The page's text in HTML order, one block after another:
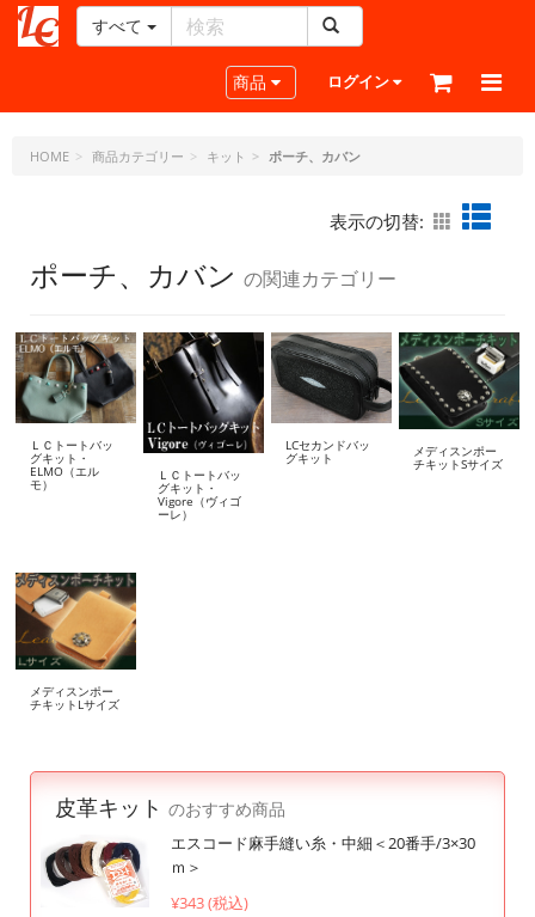
ー
ラ
ト・
ェ
ー
ピ
ー
すべて
Toggle navigation
商品 ログイン
HOME 商品カテゴリー キット ポーチ、カバン
表示の切替:
ポーチ、カバン の関連カテゴリー
ＬＣトートバッ
グキット・
ELMO（エル
モ）
ＬＣトートバッ
グキット・
Vigore（ヴィゴ
ーレ）
LCセカンドバッ
グキット メディスンポー
チキットSサイズ
メディスンポー
チキットLサイズ
皮革キット のおすすめ商品
エスコード麻手縫い糸・中細＜20番手/3×30
ｍ＞
¥343 (税込)